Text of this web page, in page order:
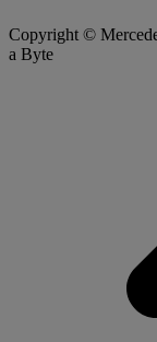
Copyright ©
a Byte